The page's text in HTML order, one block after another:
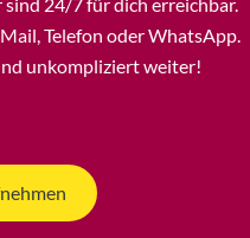
24/7 für dich erreichbar.
Telefon oder WhatsApp.
unkompliziert weiter!